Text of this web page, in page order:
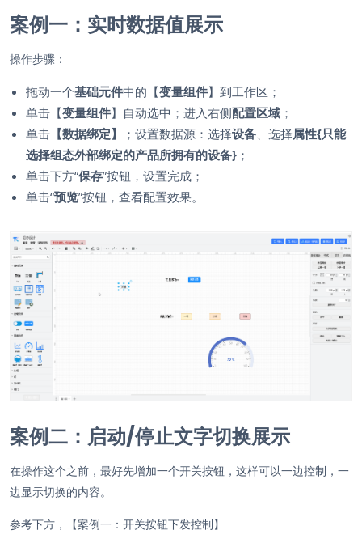
案例一：实时数据值展示
操作步骤：
拖动一个基础元件中的【变量组件】到工作区；
单击【变量组件】自动选中；进入右侧配置区域 ；
单击 【数据绑定】 ；设置数据源：选择设备 、选择属性{只能
选择组态外部绑定的产品所拥有的设备} ；
单击下方“保存”按钮，设置完成；
单击“预览”按钮，查看配置效果。
案例二：启动/停止文字切换展示
在操作这个之前，最好先增加一个开关按钮，这样可以一边控制，一
边显示切换的内容。
参考下方，【案例一：开关按钮下发控制】